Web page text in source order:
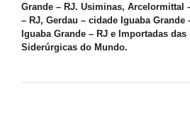
Grande – RJ. Usiminas, Arcelormittal
– RJ, Gerdau – cidade Iguaba Grande
Iguaba Grande – RJ e Importadas
Siderúrgicas do Mundo.